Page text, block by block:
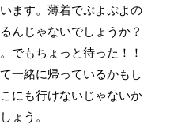
ます。薄着でぷよぷよの
んじゃないでしょうか？
でもちょっと待った！！
一緒に帰っているかもし
にも行けないじゃないか
ょう。